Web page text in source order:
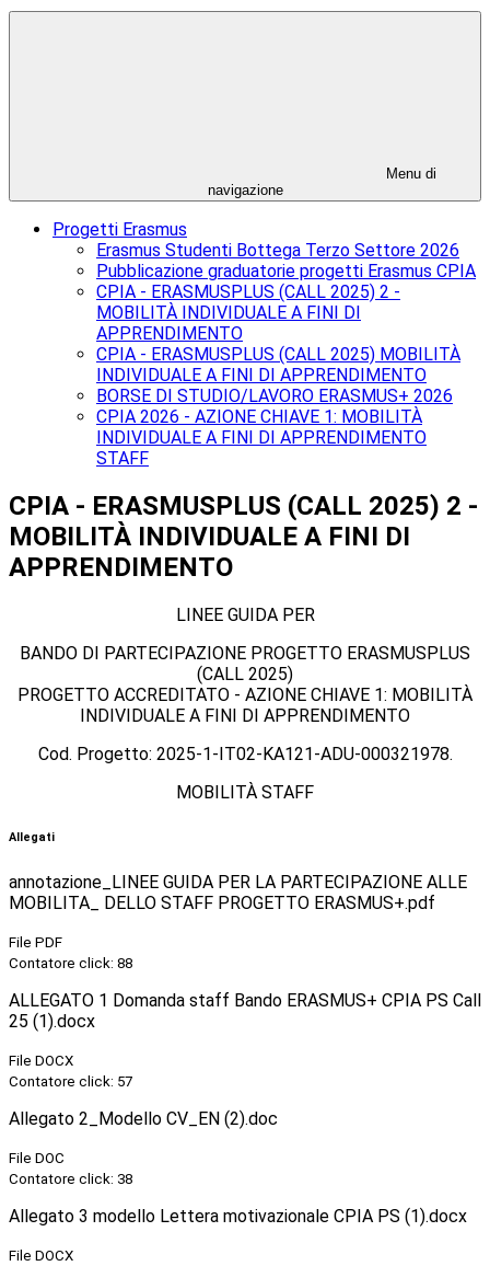
Menu di
navigazione
Progetti Erasmus
Erasmus Studenti Bottega Terzo Settore 2026
Pubblicazione graduatorie progetti Erasmus CPIA
CPIA - ERASMUSPLUS (CALL 2025) 2 -
MOBILITÀ INDIVIDUALE A FINI DI
APPRENDIMENTO
CPIA - ERASMUSPLUS (CALL 2025) MOBILITÀ
INDIVIDUALE A FINI DI APPRENDIMENTO
BORSE DI STUDIO/LAVORO ERASMUS+ 2026
CPIA 2026 - AZIONE CHIAVE 1: MOBILITÀ
INDIVIDUALE A FINI DI APPRENDIMENTO
STAFF
CPIA - ERASMUSPLUS (CALL 2025) 2 -
MOBILITÀ INDIVIDUALE A FINI DI
APPRENDIMENTO
LINEE GUIDA PER
BANDO DI PARTECIPAZIONE PROGETTO ERASMUSPLUS
(CALL 2025)
PROGETTO ACCREDITATO - AZIONE CHIAVE 1: MOBILITÀ
INDIVIDUALE A FINI DI APPRENDIMENTO
Cod. Progetto: 2025-1-IT02-KA121-ADU-000321978.
MOBILITÀ STAFF
Allegati
annotazione_LINEE GUIDA PER LA PARTECIPAZIONE ALLE
MOBILITA_ DELLO STAFF PROGETTO ERASMUS+.pdf
File PDF
Contatore click: 88
ALLEGATO 1 Domanda staff Bando ERASMUS+ CPIA PS Call
25 (1).docx
File DOCX
Contatore click: 57
Allegato 2_Modello CV_EN (2).doc
File DOC
Contatore click: 38
Allegato 3 modello Lettera motivazionale CPIA PS (1).docx
File DOCX